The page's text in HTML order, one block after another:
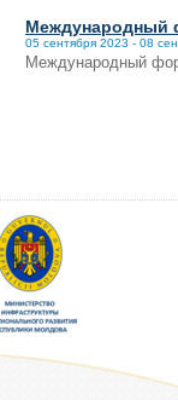
Международный
05 сентября 2023 - 08
Международный